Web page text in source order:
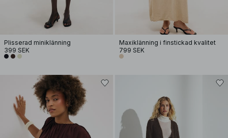
Plisserad miniklänning
399 SEK
Maxiklänning i finstickad kvalitet
799 SEK